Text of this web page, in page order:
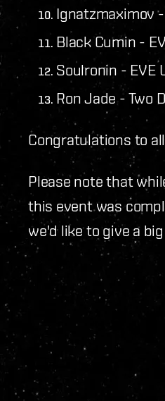
Ignatzmaximov -
Black Cumin -
Soulronin - EVE
Ron Jade - Two
Congratulations to
Please note that
this event was
we'd like to give a